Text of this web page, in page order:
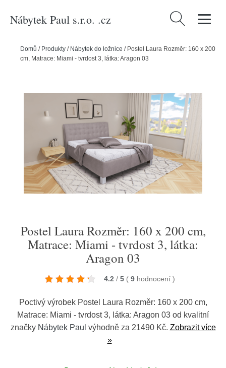
Nábytek Paul s.r.o. .cz Vyhledávání
Domů / Produkty / Nábytek do ložnice / Postel Laura Rozměr: 160 x 200
cm, Matrace: Miami - tvrdost 3, látka: Aragon 03
Postel Laura Rozměr: 160 x 200 cm,
Matrace: Miami - tvrdost 3, látka:
Aragon 03
4.2 / 5 ( 9 hodnocení )
Poctivý výrobek Postel Laura Rozměr: 160 x 200 cm,
Matrace: Miami - tvrdost 3, látka: Aragon 03 od kvalitní
značky Nábytek Paul výhodně za 21490 Kč. Zobrazit více
»